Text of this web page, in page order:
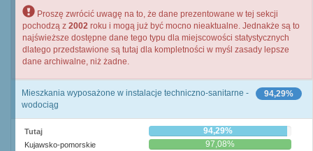
Proszę zwrócić uwagę na to, że dane prezentowane w tej sekcji
pochodzą z 2002 roku i mogą już być mocno nieaktualne. Jednakże są to
najświeższe dostępne dane tego typu dla miejscowości statystycznych
dlatego przedstawione są tutaj dla kompletności w myśl zasady lepsze
dane archiwalne, niż żadne.
94,29%
Mieszkania wyposażone w instalacje techniczno-sanitarne -
wodociąg
Tutaj 94,29%
Kujawsko-pomorskie 97,08%